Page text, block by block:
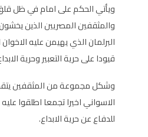
ويأتي الحكم على امام في ظل
والمثقفين المصريين الذين
البرلمان الذي يهيمن عليه
قيودا على حرية التعبير وحرية
وشكل مجموعة من المثقفين
الاسواني اخيرا تجمعا اطلقوا
للدفاع عن حرية الابداع.